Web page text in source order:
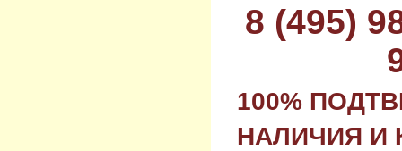
8 (495)
100%
НАЛИЧИЯ И